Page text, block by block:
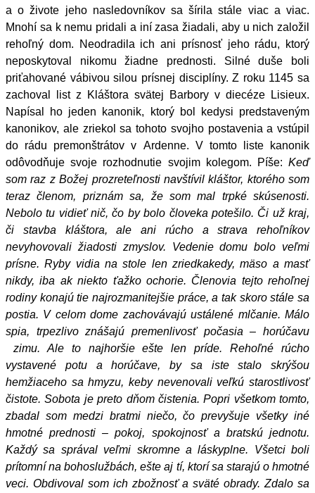
a o živote jeho nasledovníkov sa šírila stále viac a viac.
Mnohí sa k nemu pridali a iní zasa žiadali, aby u nich založil
rehoľný dom. Neodradila ich ani prísnosť jeho rádu, ktorý
neposkytoval nikomu žiadne prednosti. Silné duše boli
priťahované vábivou silou prísnej disciplíny. Z roku 1145 sa
zachoval list z Kláštora svätej Barbory v diecéze Lisieux.
Napísal ho jeden kanonik, ktorý bol kedysi predstaveným
kanonikov, ale zriekol sa tohoto svojho postavenia a vstúpil
do rádu premonštrátov v Ardenne. V tomto liste kanonik
odôvodňuje svoje rozhodnutie svojim kolegom. Píše: Keď
som raz z Božej prozreteľnosti navštívil kláštor, ktorého som
teraz členom, priznám sa, že som mal trpké skúsenosti.
Nebolo tu vidieť nič, čo by bolo človeka potešilo. Či už kraj,
či stavba kláštora, ale ani rúcho a strava rehoľníkov
nevyhovovali žiadosti zmyslov. Vedenie domu bolo veľmi
prísne. Ryby vidia na stole len zriedkakedy, mäso a masť
nikdy, iba ak niekto ťažko ochorie. Členovia tejto rehoľnej
rodiny konajú tie najrozmanitejšie práce, a tak skoro stále sa
postia. V celom dome zachovávajú ustálené mlčanie. Málo
spia, trpezlivo znášajú premenlivosť počasia – horúčavu
zimu. Ale to najhoršie ešte len príde. Rehoľné rúcho
vystavené potu a horúčave, by sa iste stalo skrýšou
hemžiaceho sa hmyzu, keby nevenovali veľkú starostlivosť
čistote. Sobota je preto dňom čistenia. Popri všetkom tomto,
zbadal som medzi bratmi niečo, čo prevyšuje všetky iné
hmotné prednosti – pokoj, spokojnosť a bratskú jednotu.
Každý sa správal veľmi skromne a láskyplne. Všetci boli
prítomní na bohoslužbách, ešte aj tí, ktorí sa starajú o hmotné
veci. Obdivoval som ich zbožnosť a sväté obrady. Zdalo sa